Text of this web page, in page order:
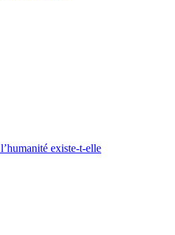
existe-t-elle